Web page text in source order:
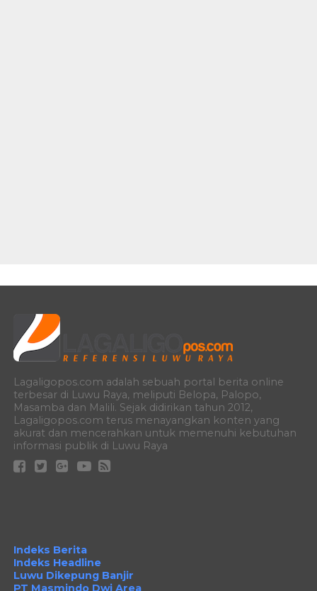
Lagaligopos.com adalah sebuah portal berita online
terbesar di Luwu Raya, meliputi Belopa, Palopo,
Masamba dan Malili. Sejak didirikan tahun 2012,
Lagaligopos.com terus menayangkan konten yang
akurat dan mencerahkan untuk memenuhi kebutuhan
informasi publik di Luwu Raya
Indeks Berita
Indeks Headline
Luwu Dikepung Banjir
PT Masmindo Dwi Area